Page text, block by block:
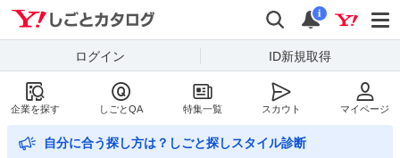
Yahoo!しごとカタログ
検索
通知
i
ログイン ID新規取得
企業を探す しごとQA 特集一覧 スカウト マイページ
自分に合う探し方は？しごと探しスタイル診断